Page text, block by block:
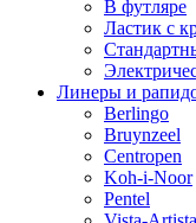
В футляре
Ластик с
Линеры и
Berlingo
Bruynzeel
Centropen
Koh-i-Noor
Pentel